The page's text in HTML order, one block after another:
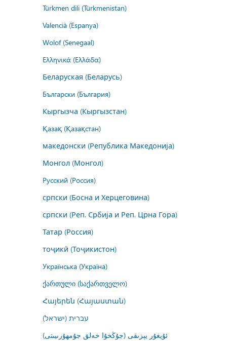
Türkmen dili (Türkmenistan)
Valencià (Espanya)
Wolof (Senegaal)
Ελληνικά (Ελλάδα)
Беларуская (Беларусь)
Български (България)
Кыргызча (Кыргызстан)
Қазақ (Қазақстан)
македонски (Република Македонија)
Монгол (Монгол)
Русский (Россия)
српски (Босна и Херцеговина)
српски (Реп. Србија и Реп. Црна Гора)
Татар (Россия)
тоҷикӣ (Тоҷикистон)
Українська (Україна)
ქართული (საქართველო)
Հայերեն (Հայաստան)
עברית (ישראל)
ئۇيغۇر يېزىقى (جۇڭخۇا خەلق جۇمھۇرىيىتى)